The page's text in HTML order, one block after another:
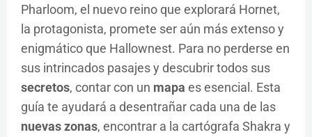
Pharloom, el nuevo reino que explorará Hornet,
la protagonista, promete ser aún más extenso y
enigmático que Hallownest. Para no perderse en
sus intrincados pasajes y descubrir todos sus
secretos, contar con un mapa es esencial. Esta
guía te ayudará a desentrañar cada una de las
nuevas zonas, encontrar a la cartógrafa Shakra y